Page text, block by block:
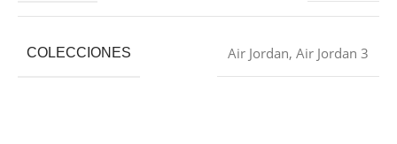
COLECCIONES Air Jordan, Air Jordan 3